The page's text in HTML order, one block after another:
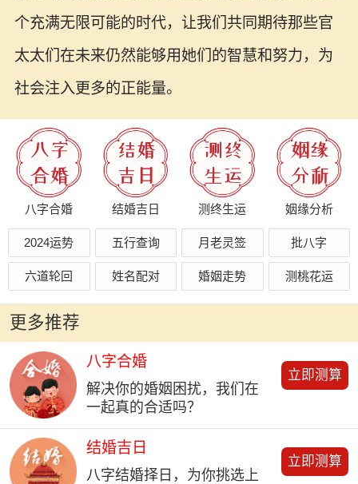
个充满无限可能的时代，让我们共同期待那些官
太太们在未来仍然能够用她们的智慧和努力，为
社会注入更多的正能量。
八字合婚 结婚吉日 测终生运 姻缘分析
2024运势 五行查询 月老灵签 批八字
六道轮回 姓名配对 婚姻走势 测桃花运
更多推荐
八字合婚
解决你的婚姻困扰，我们在
一起真的合适吗？
立即测算
结婚吉日
八字结婚择日，为你挑选上
立即测算